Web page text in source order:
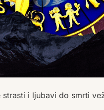
i ljubavi do smrti